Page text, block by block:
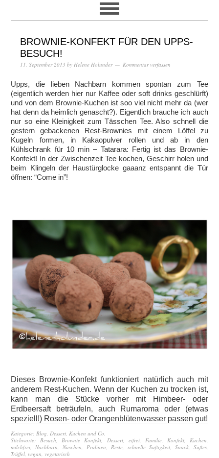
BROWNIE-KONFEKT FÜR DEN UPPS-
BESUCH!
11. September 2013 by Helene Holunder Kommentar verfassen
Upps, die lieben Nachbarn kommen spontan zum Tee
(eigentlich werden hier nur Kaffee oder soft drinks geschlürft)
und von dem Brownie-Kuchen ist soo viel nicht mehr da (wer
hat denn da heimlich genascht?). Eigentlich brauche ich auch
nur so eine Kleinigkeit zum Tässchen Tee. Also schnell die
gestern gebackenen Rest-Brownies mit einem Löffel zu
Kugeln formen, in Kakaopulver rollen und ab in den
Kühlschrank für 10 min – Tatarara: Fertig ist das Brownie-
Konfekt! In der Zwischenzeit Tee kochen, Geschirr holen und
beim Klingeln der Haustürglocke gaaanz entspannt die Tür
öffnen: “Come in”!
Dieses Brownie-Konfekt funktioniert natürlich auch mit
anderem Rest-Kuchen. Wenn der Kuchen zu trocken ist,
kann man die Stücke vorher mit Himbeer- oder
Erdbeersaft beträufeln, auch Rumaroma oder (etwas
speziell!) Rosen- oder Orangenblütenwasser passen gut!
Kategorie: Blog Dessert Kuchen und Co.
Stichworte: Besuch Brownie Konfekt Dessert, eifrei, Familie, Konfekt, Kuchen
milchfrei ,Nachbarn ,Naschen Pralinen Reste schnelle Süßigkeit, Snack, Süßes,
Trüffel vegan vegetarisch